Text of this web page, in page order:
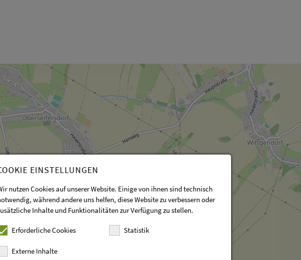
EINSTELLUNGEN
nutzen Cookies auf unserer Website. Einige von ihnen sind technisch
während andere uns helfen, diese Website zu verbessern oder
Inhalte und Funktionalitäten zur Verfügung zu stellen.
Erforderliche Cookies Statistik
Externe Inhalte